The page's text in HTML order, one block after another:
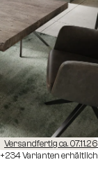
Versandfertig ca. 07.11.26
+234 Varianten erhältlich